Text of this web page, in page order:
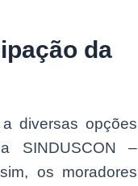
da
diversas opções
SINDUSCON –
os moradores